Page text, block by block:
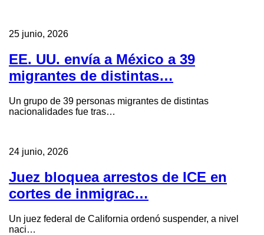
25 junio, 2026
EE. UU. envía a México a 39
migrantes de distintas…
Un grupo de 39 personas migrantes de distintas
nacionalidades fue tras…
24 junio, 2026
Juez bloquea arrestos de ICE en
cortes de inmigrac…
Un juez federal de California ordenó suspender, a nivel
naci…